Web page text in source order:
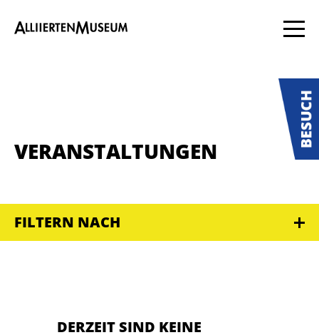
VERANSTALTUNGEN
FILTERN NACH
DERZEIT SIND KEINE